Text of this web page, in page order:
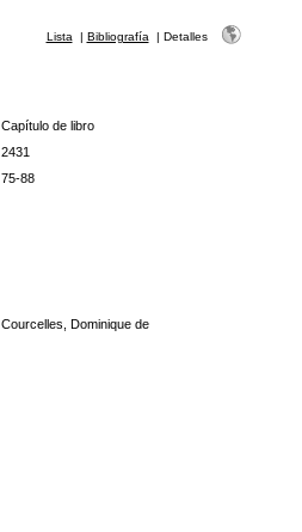
Lista | Bibliografía | Detalles
Capítulo de libro
2431
75-88
Courcelles, Dominique de